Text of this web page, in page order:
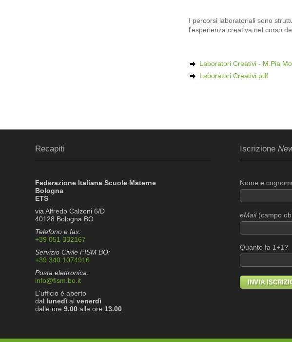
I percorsi laboratoriali sono
l'esperienza creativa nel corso
Laboratori Creativi - M.Pia
Laboratori Creativi.pdf
Recapiti
Federazione Italiana Scuole Materne
Bologna
ETS
via Alfredo Calzoni 6/D
40128 Bologna BO
Telefono e fax:
+39 051 332167
Servizio Civile FISM BO:
+39 340 1074916
Posta elettronica:
info@fism.bo.it
L'ufficio è aperto
dal lunedì al venerdì
dalle ore 9.00 alle ore 13.00
Iscrizione
Nome e
eMail(campo
Quanto fa 1+1?